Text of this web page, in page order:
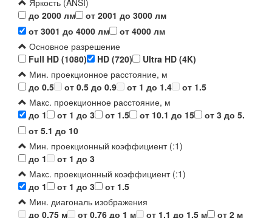
Яркость (ANSI)
до 2000 лм
от 2001 до 3000 лм
от 3001 до 4000 лм
от 4000 лм
Основное разрешение
Full HD (1080)
HD (720)
Ultra HD (4K)
Мин. проекционное расстояние, м
до 0.5
от 0.5 до 0.9 от 1 до 1.4
от 1.5
Макс. проекционное расстояние, м
до 1
от 1 до 3 от 1.5 от 10.1 до 15
от 3 до 5.
от 5.1 до 10
Мин. проекционный коэффициент (:1)
до 1
от 1 до 3
Макс. проекционный коэффициент (:1)
до 1
от 1 до 3
от 1.5
Мин. диагональ изображения
до 0.75 м
от 0.76 до 1 м от 1.1 до 1.5 м
от 2 м